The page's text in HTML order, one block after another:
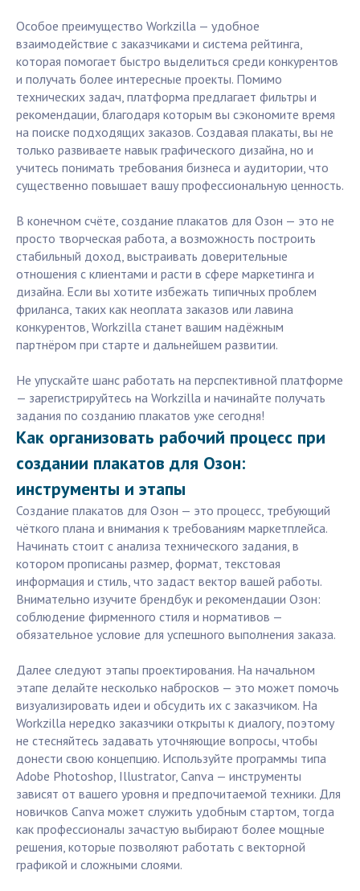
Особое преимущество Workzilla — удобное
взаимодействие с заказчиками и система рейтинга,
которая помогает быстро выделиться среди конкурентов
и получать более интересные проекты. Помимо
технических задач, платформа предлагает фильтры и
рекомендации, благодаря которым вы сэкономите время
на поиске подходящих заказов. Создавая плакаты, вы не
только развиваете навык графического дизайна, но и
учитесь понимать требования бизнеса и аудитории, что
существенно повышает вашу профессиональную ценность.
В конечном счёте, создание плакатов для Озон — это не
просто творческая работа, а возможность построить
стабильный доход, выстраивать доверительные
отношения с клиентами и расти в сфере маркетинга и
дизайна. Если вы хотите избежать типичных проблем
фриланса, таких как неоплата заказов или лавина
конкурентов, Workzilla станет вашим надёжным
партнёром при старте и дальнейшем развитии.
Не упускайте шанс работать на перспективной платформе
— зарегистрируйтесь на Workzilla и начинайте получать
задания по созданию плакатов уже сегодня!
Как организовать рабочий процесс при
создании плакатов для Озон:
инструменты и этапы
Создание плакатов для Озон — это процесс, требующий
чёткого плана и внимания к требованиям маркетплейса.
Начинать стоит с анализа технического задания, в
котором прописаны размер, формат, текстовая
информация и стиль, что задаст вектор вашей работы.
Внимательно изучите брендбук и рекомендации Озон:
соблюдение фирменного стиля и нормативов —
обязательное условие для успешного выполнения заказа.
Далее следуют этапы проектирования. На начальном
этапе делайте несколько набросков — это может помочь
визуализировать идеи и обсудить их с заказчиком. На
Workzilla нередко заказчики открыты к диалогу, поэтому
не стесняйтесь задавать уточняющие вопросы, чтобы
донести свою концепцию. Используйте программы типа
Adobe Photoshop, Illustrator, Canva — инструменты
зависят от вашего уровня и предпочитаемой техники. Для
новичков Canva может служить удобным стартом, тогда
как профессионалы зачастую выбирают более мощные
решения, которые позволяют работать с векторной
графикой и сложными слоями.